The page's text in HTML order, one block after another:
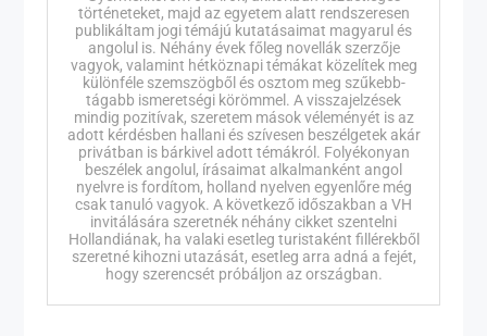
történeteket, majd az egyetem alatt rendszeresen
publikáltam jogi témájú kutatásaimat magyarul és
angolul is. Néhány évek főleg novellák szerzője
vagyok, valamint hétköznapi témákat közelítek meg
különféle szemszögből és osztom meg szűkebb-
tágabb ismeretségi körömmel. A visszajelzések
mindig pozitívak, szeretem mások véleményét is az
adott kérdésben hallani és szívesen beszélgetek akár
privátban is bárkivel adott témákról. Folyékonyan
beszélek angolul, írásaimat alkalmanként angol
nyelvre is fordítom, holland nyelven egyenlőre még
csak tanuló vagyok. A következő időszakban a VH
invitálására szeretnék néhány cikket szentelni
Hollandiának, ha valaki esetleg turistaként fillérekből
szeretné kihozni utazását, esetleg arra adná a fejét,
hogy szerencsét próbáljon az országban.